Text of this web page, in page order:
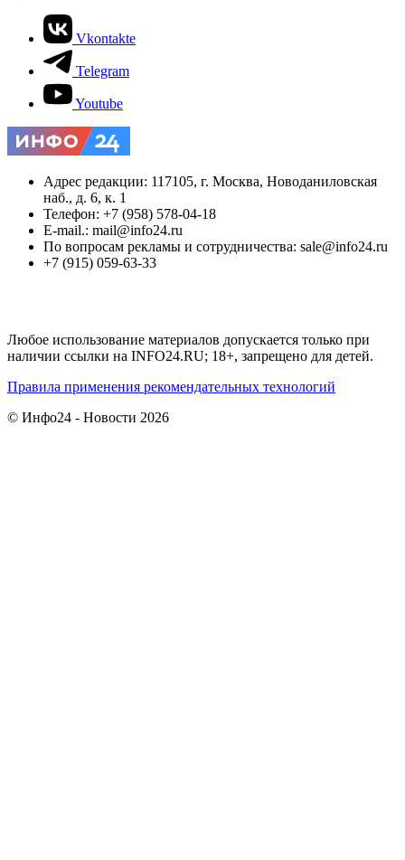
Vkontakte
Telegram
Youtube
Адрес редакции: 117105, г. Москва, Новоданиловская
наб., д. 6, к. 1
Телефон: +7 (958) 578-04-18
E-mail.: mail@info24.ru
По вопросам рекламы и сотрудничества: sale@info24.ru
+7 (915) 059-63-33
Любое использование материалов допускается только при
наличии ссылки на INFO24.RU; 18+, запрещено для детей.
Правила применения рекомендательных технологий
© Инфо24 - Новости 2026